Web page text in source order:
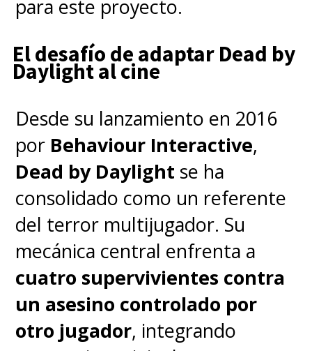
para este proyecto.
El desafío de adaptar Dead by
Daylight al cine
Desde su lanzamiento en 2016
por Behaviour Interactive,
Dead by Daylight se ha
consolidado como un referente
del terror multijugador. Su
mecánica central enfrenta a
cuatro supervivientes contra
un asesino controlado por
otro jugador, integrando